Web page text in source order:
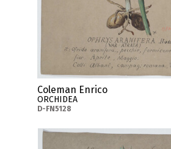
Coleman Enrico
ORCHIDEA
D-FN5128